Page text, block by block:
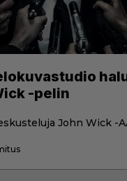
-pelin
John Wick -